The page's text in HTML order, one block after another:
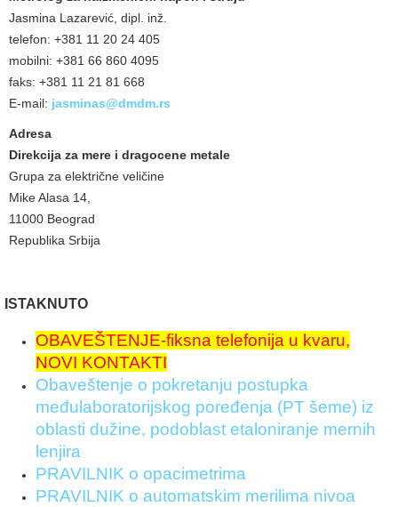
Jasmina Lazarević, dipl. inž.
telefon: +381 11 20 24 405
mobilni: +381 66 860 4095
faks: +381 11 21 81 668
E-mail: jasminas@dmdm.rs
Adresa
Direkcija za mere i dragocene metale
Grupa za električne veličine
Mike Alasa 14,
11000 Beograd
Republika Srbija
ISTAKNUTO
OBAVEŠTENJE-fiksna telefonija u kvaru,
NOVI KONTAKTI
Obaveštenje o pokretanju postupka
međulaboratorijskog poređenja (PT šeme) iz
oblasti dužine, podoblast etaloniranje mernih
lenjira
PRAVILNIK o opacimetrima
PRAVILNIK o automatskim merilima nivoa